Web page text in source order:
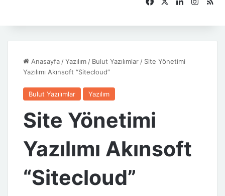
Anasayfa /Yazılım / Bulut Yazılımlar / Site Yönetimi
Yazılımı Akınsoft “Sitecloud”
Bulut Yazılımlar Yazılım
Site Yönetimi
Yazılımı Akınsoft
“Sitecloud”